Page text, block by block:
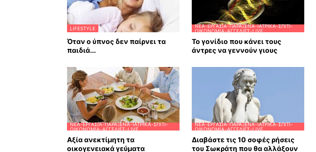
LIFESTYLE
Όταν ο ύπνος δεν παίρνει τα
παιδιά...
ΝΈΑ-ΕΡΓΑΣΊΑ-ΠΑΡΆΞΕΝΑ-ΙΑΤΡΙΚΆ-ΣΠΊΤΙ-
ΟΙΚΟΝΟΜΊΑ-ΑΓΓΕΛΊΕΣ-LIVE
Το γονίδιο που κάνει τους
άντρες να γεννούν γιους
ΝΈΑ-ΕΡΓΑΣΊΑ-ΠΑΡΆΞΕΝΑ-ΙΑΤΡΙΚΆ-ΣΠΊΤΙ-
ΟΙΚΟΝΟΜΊΑ-ΑΓΓΕΛΊΕΣ-LIVE
Αξία ανεκτίμητη τα
οικογενειακά γεύματα
ΝΈΑ-ΕΡΓΑΣΊΑ-ΠΑΡΆΞΕΝΑ-ΙΑΤΡΙΚΆ-ΣΠΊΤΙ-
ΟΙΚΟΝΟΜΊΑ-ΑΓΓΕΛΊΕΣ-LIVE
Διαβάστε τις 10 σοφές ρήσεις
του Σωκράτη που θα αλλάξουν